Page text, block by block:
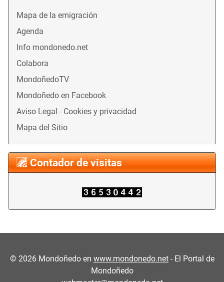
Mapa de la emigración
Agenda
Info mondonedo.net
Colabora
MondoñedoTV
Mondoñedo en Facebook
Aviso Legal - Cookies y privacidad
Mapa del Sitio
Contador de visitas
© 2026Mondoñedo en www.mondonedo.net- El Portal de
Mondoñedo